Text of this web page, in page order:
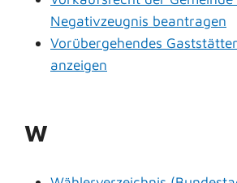
Negativzeugnis beantragen
Vorübergehendes
anzeigen
W